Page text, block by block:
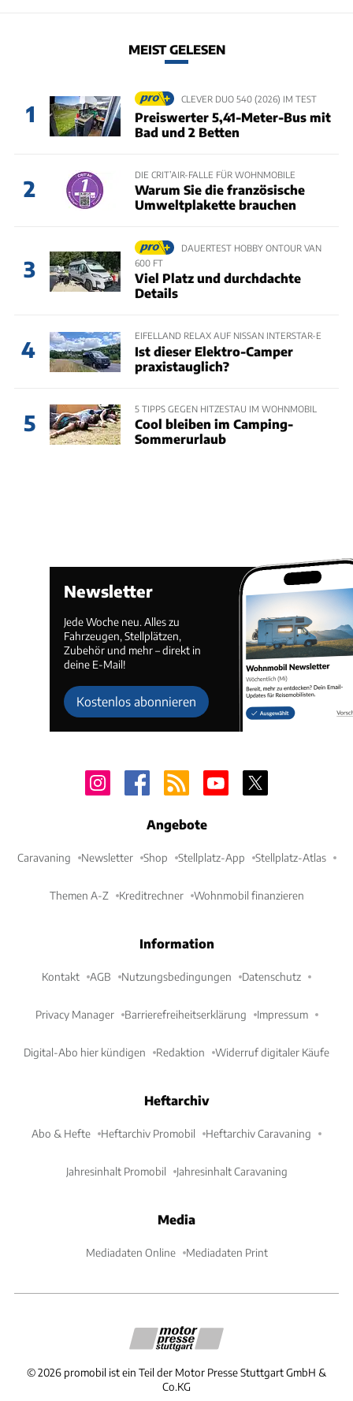
MEIST GELESEN
1
CLEVER DUO 540 (2026) IM TEST
Preiswerter 5,41-Meter-Bus mit
Bad und 2 Betten
2
DIE CRIT’AIR-FALLE FÜR WOHNMOBILE
Warum Sie die französische
Umweltplakette brauchen
3
DAUERTEST HOBBY ONTOUR VAN
600 FT
Viel Platz und durchdachte
Details
4
EIFELLAND RELAX AUF NISSAN INTERSTAR-E
Ist dieser Elektro-Camper
praxistauglich?
5
5 TIPPS GEGEN HITZESTAU IM WOHNMOBIL
Cool bleiben im Camping-
Sommerurlaub
Newsletter
Jede Woche neu. Alles zu
Fahrzeugen, Stellplätzen,
Zubehör und mehr – direkt in
deine E-Mail!
Kostenlos abonnieren
Angebote
Caravaning Newsletter Shop Stellplatz-App Stellplatz-Atlas
Themen A-Z Kreditrechner Wohnmobil finanzieren
Information
Kontakt AGB Nutzungsbedingungen Datenschutz
Privacy Manager Barrierefreiheitserklärung Impressum
Digital-Abo hier kündigen Redaktion Widerruf digitaler Käufe
Heftarchiv
Abo & Hefte Heftarchiv Promobil Heftarchiv Caravaning
Jahresinhalt Promobil Jahresinhalt Caravaning
Media
Mediadaten Online Mediadaten Print
©2026 promobil ist ein Teil der Motor Presse Stuttgart GmbH &
Co.KG